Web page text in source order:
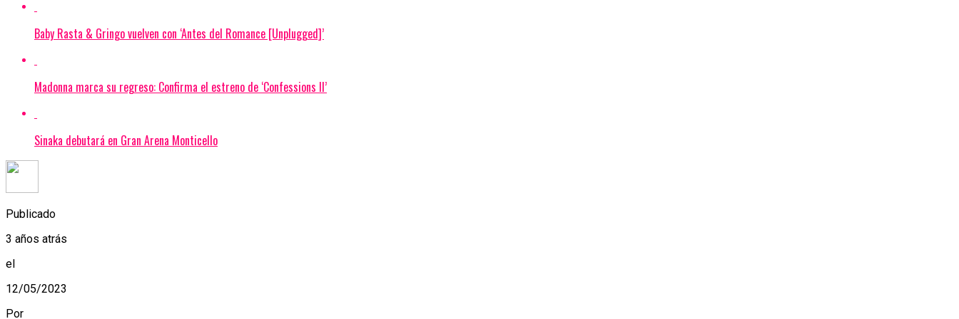
Baby Rasta & Gringo vuelven con ‘Antes del Romance [Unplugged]’
Madonna marca su regreso: Confirma el estreno de ‘Confessions II’
Sinaka debutará en Gran Arena Monticello
Publicado
3 años atrás
el
12/05/2023
Por